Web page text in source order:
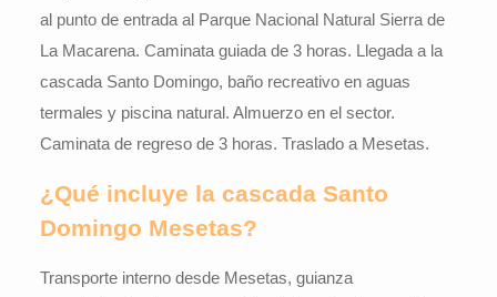
al punto de entrada al Parque Nacional Natural Sierra de
La Macarena. Caminata guiada de 3 horas. Llegada a la
cascada Santo Domingo, baño recreativo en aguas
termales y piscina natural. Almuerzo en el sector.
Caminata de regreso de 3 horas. Traslado a Mesetas.
¿Qué incluye la cascada Santo
Domingo Mesetas?
Transporte interno desde Mesetas, guianza